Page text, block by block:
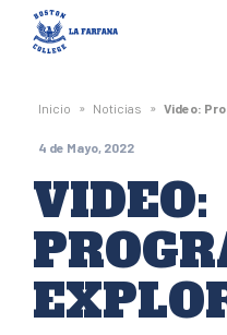
Boston
College
La
Farfana
Inicio » Noticias » Video:
4 de Mayo, 2022
VIDEO: